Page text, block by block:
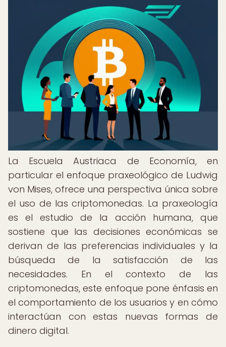
La Escuela Austriaca de Economía, en
particular el enfoque praxeológico de Ludwig
von Mises, ofrece una perspectiva única sobre
el uso de las criptomonedas. La praxeología
es el estudio de la acción humana, que
sostiene que las decisiones económicas se
derivan de las preferencias individuales y la
búsqueda de la satisfacción de las
necesidades. En el contexto de las
criptomonedas, este enfoque pone énfasis en
el comportamiento de los usuarios y en cómo
interactúan con estas nuevas formas de
dinero digital.